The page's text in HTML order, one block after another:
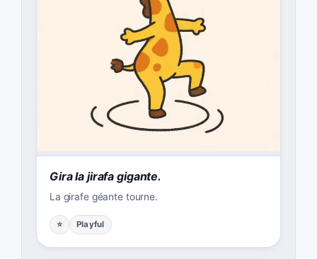
Gira la jirafa gigante.
La girafe géante tourne.
⭐ Playful